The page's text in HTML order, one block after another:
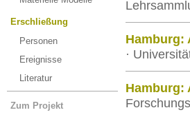
Erschließung
Personen
Ereignisse
Literatur
Zum Projekt
Hamburg:
·
Hamburg: